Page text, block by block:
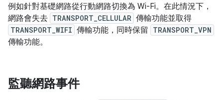
例如針對基礎網路從行動網路切換為 Wi-Fi。在此情況下，
網路會失去 TRANSPORT_CELLULAR 傳輸功能並取得
TRANSPORT_WIFI 傳輸功能，同時保留 TRANSPORT_VPN
傳輸功能。
監聽網路事件